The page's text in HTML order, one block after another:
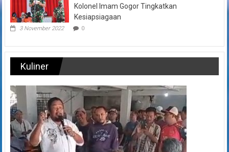
Kolonel Imam Gogor Tingkatkan
Kesiapsiagaan
3 November 2022 0
Kuliner